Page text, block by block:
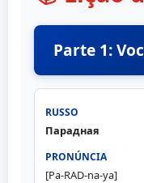
Parte 1:
Парадная
[Pa-RAD-na-ya]